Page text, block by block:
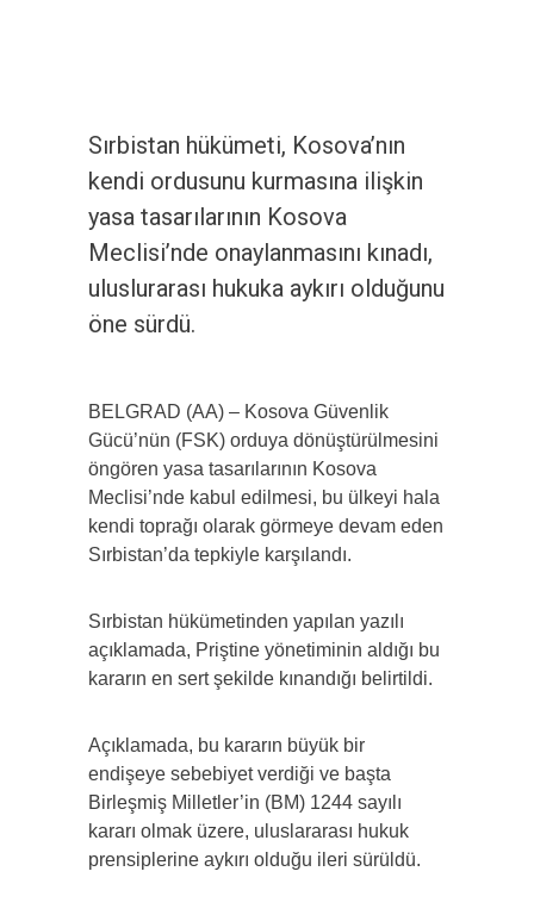
Sırbistan hükümeti, Kosova’nın
kendi ordusunu kurmasına ilişkin
yasa tasarılarının Kosova
Meclisi’nde onaylanmasını kınadı,
uluslurarası hukuka aykırı olduğunu
öne sürdü.
BELGRAD (AA) – Kosova Güvenlik
Gücü’nün (FSK) orduya dönüştürülmesini
öngören yasa tasarılarının Kosova
Meclisi’nde kabul edilmesi, bu ülkeyi hala
kendi toprağı olarak görmeye devam eden
Sırbistan’da tepkiyle karşılandı.
Sırbistan hükümetinden yapılan yazılı
açıklamada, Priştine yönetiminin aldığı bu
kararın en sert şekilde kınandığı belirtildi.
Açıklamada, bu kararın büyük bir
endişeye sebebiyet verdiği ve başta
Birleşmiş Milletler’in (BM) 1244 sayılı
kararı olmak üzere, uluslararası hukuk
prensiplerine aykırı olduğu ileri sürüldü.